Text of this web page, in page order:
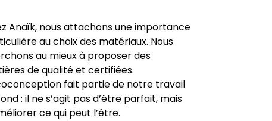
Anaïk, nous attachons une importance
au choix des matériaux. Nous
au mieux à proposer des
de qualité et certifiées.
fait partie de notre travail
: il ne s’agit pas d’être parfait, mais
ce qui peut l’être.